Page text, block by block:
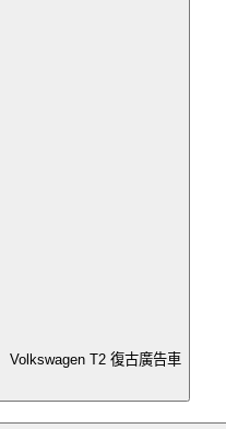
Volkswagen T2 復古廣告車